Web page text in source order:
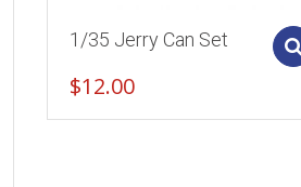
Add to cart1/35 Jerry Can Set
$12.00